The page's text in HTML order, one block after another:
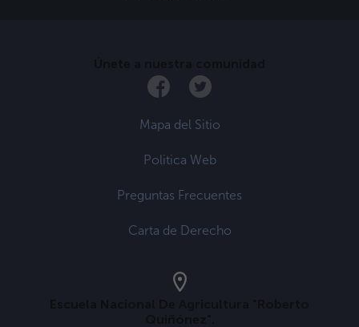
Mapa del Sitio
Politica Web
Preguntas Frecuentes
Carta de Derecho